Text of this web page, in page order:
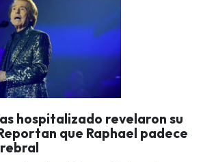
hospitalizado revelaron su
que Raphael padece